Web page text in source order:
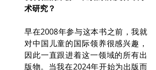
术研究？
早在2008年参与这本书之前，我就
对中国儿童的国际领养很感兴趣，
因此一直跟进着这一领域的所有出
版物。当我在2024年开始为出版而